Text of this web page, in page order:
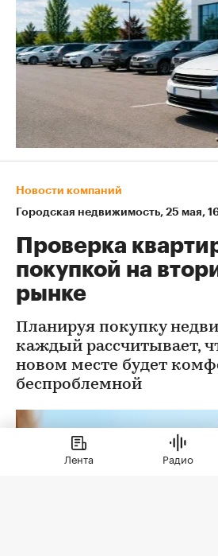
Новости компаний
Городская недвижимость⁠, 25 мая,
Проверка
покупкой на
рынке
Планируя покупку
каждый рассчитывает,
новом месте будет
беспроблемной
Лента Радио